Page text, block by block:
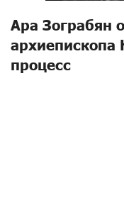
Ара Зограбян
архиепископа
процесс